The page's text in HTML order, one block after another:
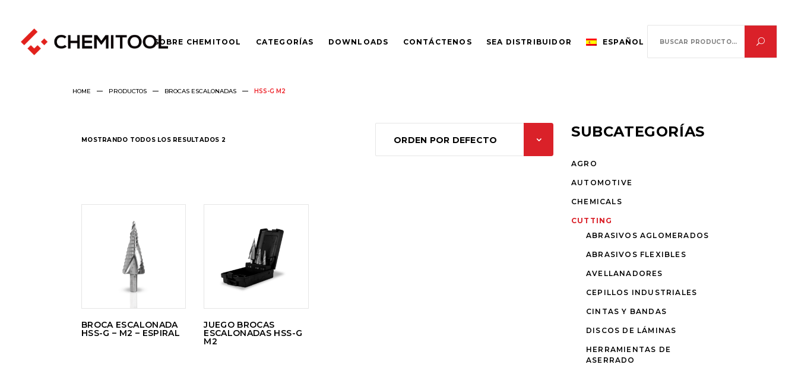
SOBRE CHEMITOOL CATEGORÍAS DOWNLOADS CONTÁCTENOS SEA DISTRIBUIDOR ESPAÑOL
HOME PRODUCTOS BROCAS ESCALONADAS HSS-G M2
MOSTRANDO TODOS LOS RESULTADOS 2 ORDEN POR DEFECTO
LEER
MÁS
BROCA ESCALONADA
HSS-G – M2 – ESPIRAL
LEER
MÁS
JUEGO BROCAS
ESCALONADAS HSS-G
M2
SUBCATEGORÍAS
AGRO
AUTOMOTIVE
CHEMICALS
CUTTING
ABRASIVOS AGLOMERADOS
ABRASIVOS FLEXIBLES
AVELLANADORES
CEPILLOS INDUSTRIALES
CINTAS Y BANDAS
DISCOS DE LÁMINAS
HERRAMIENTAS DE
ASERRADO